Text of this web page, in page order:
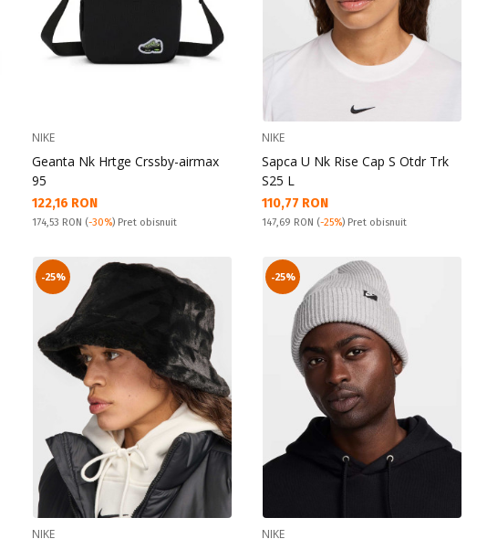
NIKE
Geanta Nk Hrtge Crssby-airmax
95
Текуща цена:
122,16 RON
Pret obisnuit:
174,53 RON (-30%) Pret obisnuit
NIKE
Sapca U Nk Rise Cap S Otdr Trk
S25 L
Текуща цена:
110,77 RON
Pret obisnuit:
147,69 RON (-25%) Pret obisnuit
-25%
NIKE
-25%
NIKE